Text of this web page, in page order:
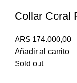
Collar Coral
AR$ 174.000,00
Añadir al carrito
Sold out